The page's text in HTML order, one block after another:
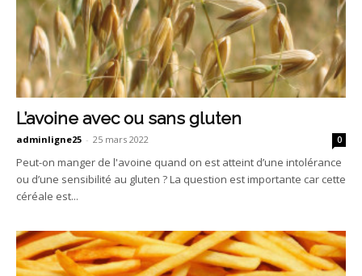
L’avoine avec ou sans gluten
adminligne25 - 25 mars 2022 0
Peut-on manger de l'avoine quand on est atteint d’une intolérance
ou d’une sensibilité au gluten ? La question est importante car cette
céréale est...